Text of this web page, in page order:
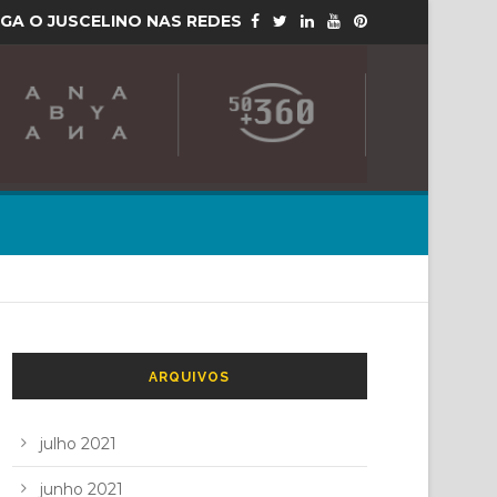
O JUSCELINO NAS REDES
ARQUIVOS
julho 2021
junho 2021